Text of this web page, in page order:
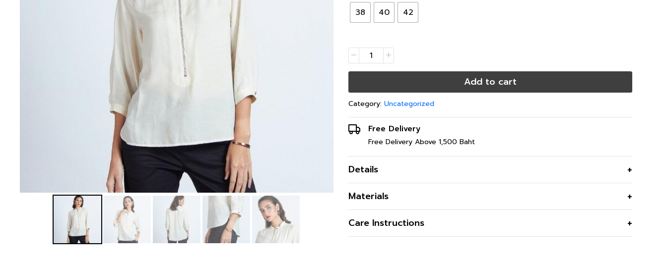
38
40 42
Add to cart
Category: Uncategorized
Free Delivery
Free Delivery Above 1,500 Baht
Details
Materials
สี
Care Instructions